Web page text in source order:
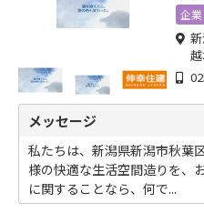
だ
企
メッセージ
私たちは、新潟県新潟市秋葉
様の快適な生活空間造りを、
に関することなら、何で...